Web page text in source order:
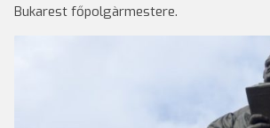
Bukarest főpolgàrmestere.